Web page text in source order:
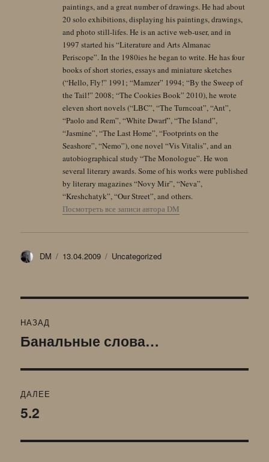
paintings, and a great number of drawings. He had about
20 solo exhibitions, displaying his paintings, drawings,
and photo still-lifes. He is an active web-user, and in
1997 started his “Literature and Arts Almanac
Periscope”. In the 1980ies he began to write. He has four
books of short stories, essays and miniature sketches
(“Hello, Fly!” 1991; “Mamzer” 1994; “By the Sweep of
the Tail!” 2008; “The Cookies Book” 2010), he wrote
eleven short novels (“LBC”, “The Turncoat”, “Ant”,
“Paolo and Rem”, “White Dwarf”, “The Island”,
“Jasmine”, “The Last Home”, “Footprints on the
Seashore”, “Nemo”), one novel “Vis Vitalis”, and an
autobiographical study “The Monologue”. He won
several literary awards. Some of his works were published
by literary magazines “Novy Mir”, “Neva”,
“Kreshchatyk”, “Our Street”, and others.
Посмотреть все записи автора DM
Автор
DM Опубликовано
13.04.2009 Рубрики
Uncategorized
по
НАЗАД
Предыдущая
Банальные слова…
ДАЛЕЕ
Следующая
5.2